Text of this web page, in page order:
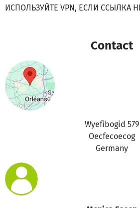
ИСПОЛЬЗУЙТЕ VPN, ЕСЛИ ССЫЛКА
Contact
Wyefibogid 579
Oecfecoecog
Germany